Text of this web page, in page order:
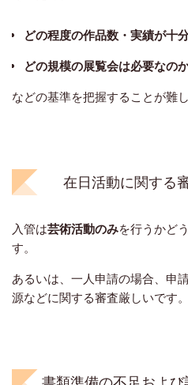
どの程度の作品数・実績が十
どの規模の展覧会は必要なの
などの基準を把握することが難
在日活動に関する
入管は芸術活動のみを行うかど
す。
あるいは、一人申請の場合、申
源などに関する審査厳しいです。